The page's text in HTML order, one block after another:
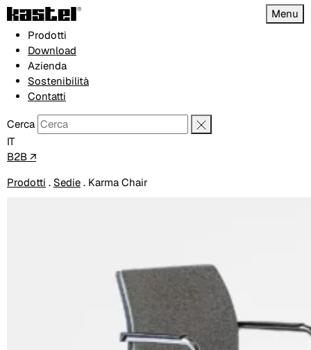
Menu
Prodotti
Download
Azienda
Sostenibilità
Contatti
Cerca
IT
B2B ↗
Prodotti . Sedie . Karma Chair